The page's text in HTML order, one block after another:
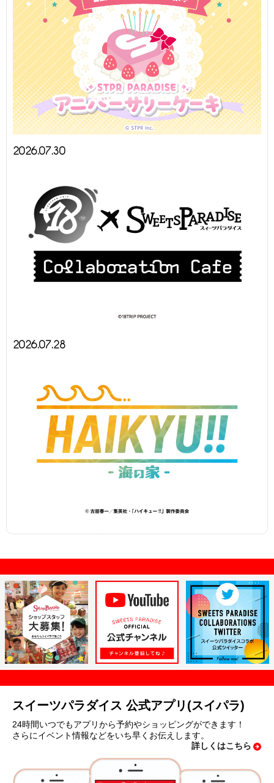
2026.07.30
2026.07.28
スイーツパラダイス 公式アプリ(スイパラ)
24時間いつでもアプリから予約やショッピングができます！
さらにイベント情報などをいち早くお伝えします。
詳しくはこちら